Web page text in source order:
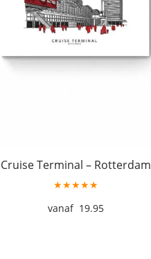
Cruise Terminal – Rotterdam
★★★★★
19.95